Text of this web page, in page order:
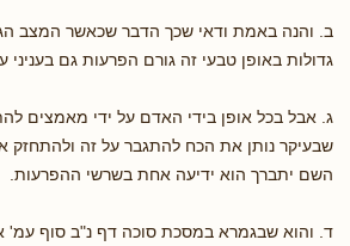
ב. והנה באמת ודאי שכך הדבר שכאשר המצב
גדולות באופן טבעי זה גורם הפרעות גם
ג. אבל בכל אופן בידי האדם על ידי מאמצים
שבעיקר נותן את הכח להתגבר על זה ולהתחזק
השם יתברך הוא ידיעה אחת בשרשי ההפרעות.
ד. והוא שבגמרא במסכת סוכה דף נ"ב סוף עמ'